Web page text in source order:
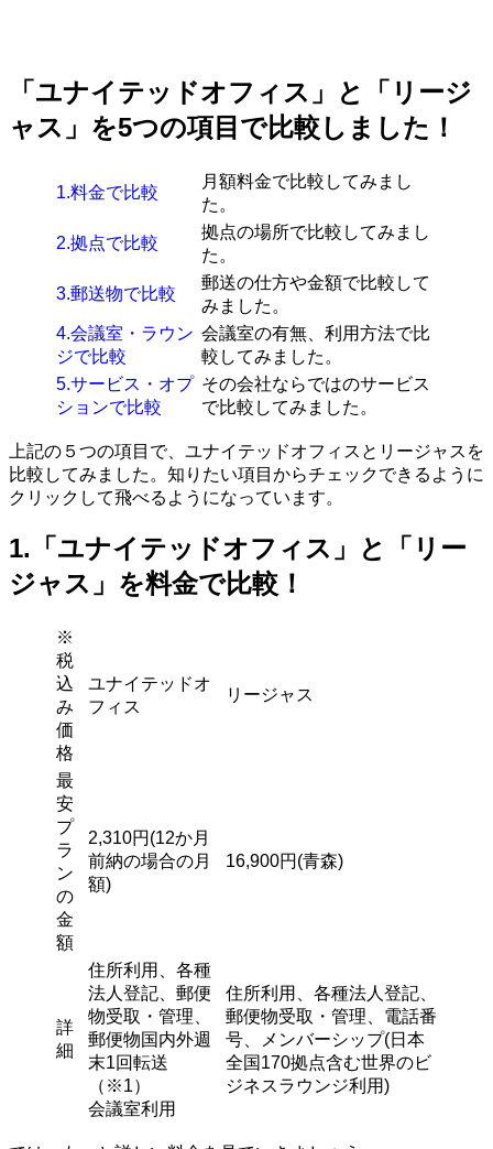
「ユナイテッドオフィス」と「リージ
ャス」を5つの項目で比較しました！
1.料金で比較
月額料金で比較してみまし
た。
2.拠点で比較
拠点の場所で比較してみまし
た。
3.郵送物で比較
郵送の仕方や金額で比較して
みました。
4.会議室・ラウン
ジで比較
会議室の有無、利用方法で比
較してみました。
5.サービス・オプ
ションで比較
その会社ならではのサービス
で比較してみました。
上記の５つの項目で、ユナイテッドオフィスとリージャスを
比較してみました。知りたい項目からチェックできるように
クリックして飛べるようになっています。
1.「ユナイテッドオフィス」と「リー
ジャス」を料金で比較！
※
税
込
み
価
格
ユナイテッドオ
フィス
リージャス
最
安
プ
ラ
ン
の
金
額
2,310円(12か月
前納の場合の月
額)
16,900円(青森)
詳
細
住所利用、各種
法人登記、郵便
物受取・管理、
郵便物国内外週
末1回転送
（※1）
会議室利用
住所利用、各種法人登記、
郵便物受取・管理、電話番
号、メンバーシップ(日本
全国170拠点含む世界のビ
ジネスラウンジ利用)